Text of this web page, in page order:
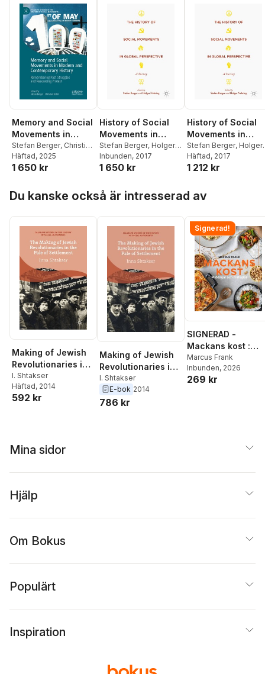
Memory and Social
Movements in
Modern and
Contemporary
History
Stefan Berger, Christian
Koller
Häftad, 2025
1 650 kr
History of Social
Movements in
Global Perspective
Stefan Berger, Holger
Nehring
Inbunden, 2017
1 650 kr
History of Social
Movements in
Global
Stefan Berger, Holger
Nehring
Häftad, 2017
1 212 kr
Du kanske också är intresserad av
Making of Jewish
Revolutionaries in
the Pale of
Settlement
I. Shtakser
Häftad, 2014
592 kr
Making of Jewish
Revolutionaries in
the Pale of
Settlement
I. Shtakser
E-bok 2014
786 kr
Signerad!
SIGNERAD -
Mackans kost :
Middagar och
matlådor
Marcus Frank
Inbunden, 2026
269 kr
Mina sidor
Hjälp
Om Bokus
Populärt
Inspiration